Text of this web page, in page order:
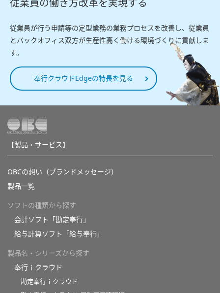
従業員の働き方改革を実現する
従業員が行う申請等の定型業務の業務プロセスを改善し、従業員
とバックオフィス双方が生産性高く働ける環境づくりに貢献しま
す。
奉行クラウドEdgeの特長を見る
【製品・サービス】
OBCの想い（ブランドメッセージ）
製品一覧
ソフトの種類から探す
会計ソフト「勘定奉行」
給与計算ソフト「給与奉行」
製品名・シリーズから探す
奉行ｉクラウド
勘定奉行ｉクラウド